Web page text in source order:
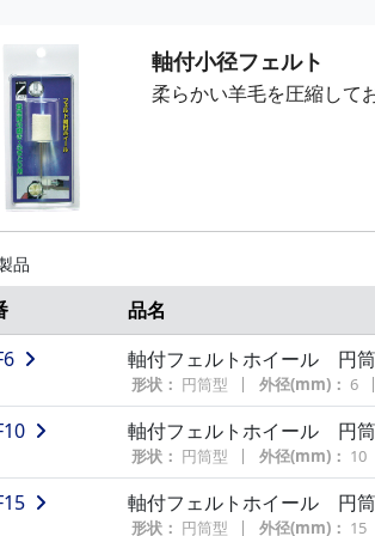
軸付小径フェルト
柔らかい羊毛を圧縮して
品
品名
軸付フェルトホイール 円
形状： 円筒型 外径(mm)： 6
軸付フェルトホイール 円
形状： 円筒型 外径(mm)： 10
軸付フェルトホイール 円
形状： 円筒型 外径(mm)： 15